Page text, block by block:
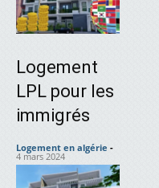
Logement
LPL pour les
immigrés
Logement en algérie -
4 mars 2024